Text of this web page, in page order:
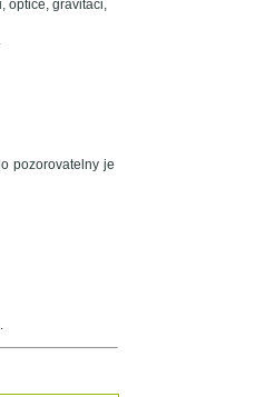
optice, gravitaci,
pozorovatelny je